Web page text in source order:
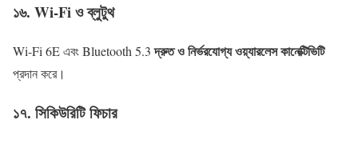
১৬. Wi-Fi ও ব্লুটুথ
Wi-Fi 6E এবং Bluetooth 5.3দ্রুত ও নির্ভরযোগ্য ওয়্যারলেস কানেক্টিভিটি
প্রদান করে।
১৭. সিকিউরিটি ফিচার